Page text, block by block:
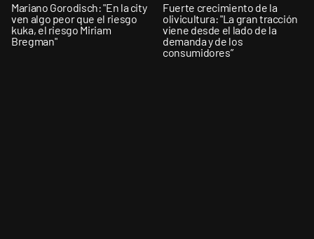
Mariano Gorodisch: "En la city
ven algo peor que el riesgo
kuka, el riesgo Miriam
Bregman"
Fuerte crecimiento de la
olivicultura: "La gran tracción
viene desde el lado de la
demanda y de los
consumidores”